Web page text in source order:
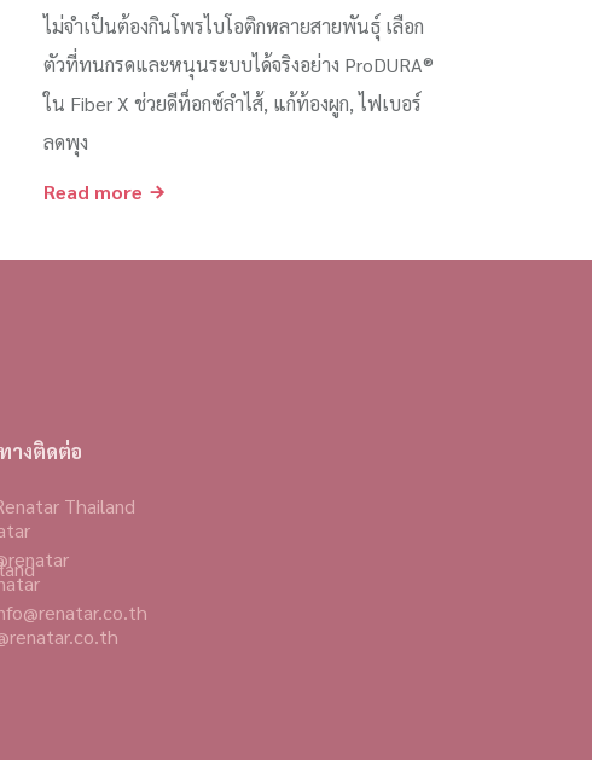
ไม่จำเป็นต้องกินโพรไบโอติกหลายสายพันธุ์ เลือก
ตัวที่ทนกรดและหนุนระบบได้จริงอย่าง ProDURA®
ใน Fiber X ช่วยดีท็อกซ์ลำไส้, แก้ท้องผูก, ไฟเบอร์
ลดพุง
Read more
างติดต่อ
Thailand